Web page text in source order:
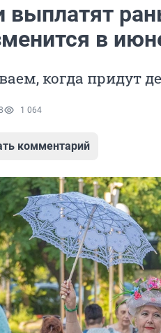
выплатят
в
когда придут
1 064
комментарий